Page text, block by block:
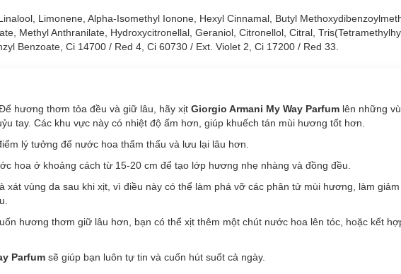
Limonene, Alpha-Isomethyl Ionone, Hexyl Cinnamal, Butyl
Methyl Anthranilate, Hydroxycitronellal, Geraniol, Citronellol, Citral,
Benzoate, Ci 14700 / Red 4, Ci 60730 / Ext. Violet 2, Ci 17200 / Red 33.
hương thơm tỏa đều và giữ lâu, hãy xịt Giorgio Armani My Way Parfum lên những
tay. Các khu vực này có nhiệt độ ấm hơn, giúp khuếch tán mùi hương tốt hơn.
lý tưởng để nước hoa thẩm thấu và lưu lại lâu hơn.
hoa ở khoảng cách từ 15-20 cm để tạo lớp hương nhẹ nhàng và đồng đều.
xát vùng da sau khi xịt, vì điều này có thể làm phá vỡ các phân tử mùi hương, làm
hương thơm giữ lâu hơn, bạn có thể xịt thêm một chút nước hoa lên tóc, hoặc kết
Parfum sẽ giúp bạn luôn tự tin và cuốn hút suốt cả ngày.